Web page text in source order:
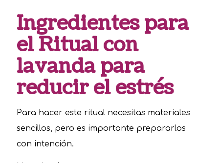
Ingredientes para
el Ritual con
lavanda para
reducir el estrés
Para hacer este ritual necesitas materiales
sencillos, pero es importante prepararlos
con intención.